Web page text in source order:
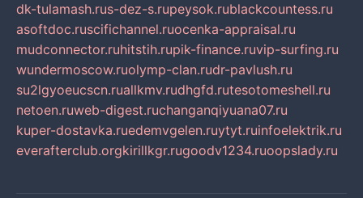
dk-tulamash.rus-dez-s.rupeysok.rublackcountess.ru
asoftdoc.ruscifichannel.ruocenka-appraisal.ru
mudconnector.ruhitstih.rupik-finance.ruvip-surfing.ru
wundermoscow.ruolymp-clan.rudr-pavlush.ru
su2lgyoeucscn.ruallkmv.rudhgfd.rutesotomeshell.ru
netoen.ruweb-digest.ruchanganqiyuana07.ru
kuper-dostavka.ruedemvgelen.ruytyt.ruinfoelektrik.ru
everafterclub.orgkirillkgr.rugoodv1234.ruoopslady.ru